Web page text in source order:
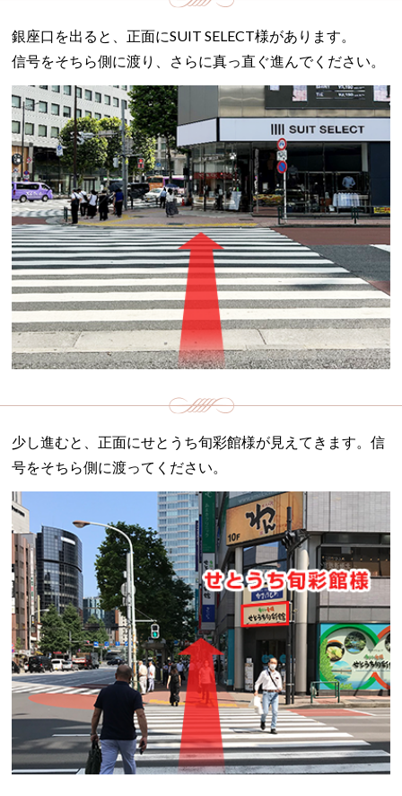
銀座口を出ると、正面にSUIT SELECT様があります。
信号をそちら側に渡り、さらに真っ直ぐ進んでください。
少し進むと、正面にせとうち旬彩館様が見えてきます。信
号をそちら側に渡ってください。